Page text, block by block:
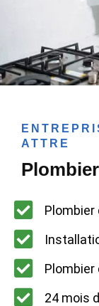
ATTRE
Plombier
24 mois